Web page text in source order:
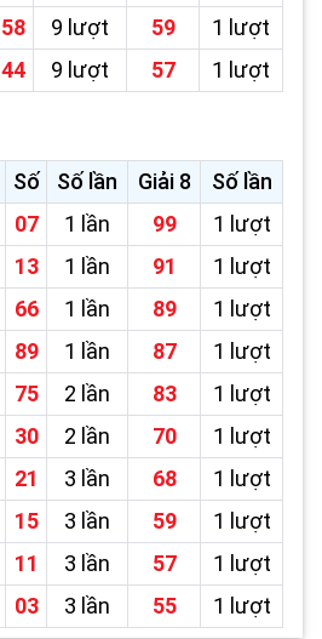
58 9 lượt 59
1 lượt
44 9 lượt 57 1 lượt
Số Số lần Giải 8
Số lần
07 1 lần 99
1 lượt
13 1 lần 91
1 lượt
66 1 lần 89
1 lượt
89 1 lần 87
1 lượt
75 2 lần 83
1 lượt
30 2 lần 70
1 lượt
21 3 lần 68
1 lượt
15 3 lần 59
1 lượt
11 3 lần 57
1 lượt
03 3 lần 55 1 lượt